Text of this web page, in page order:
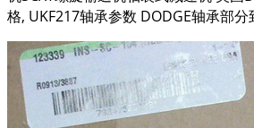
格, UKF217轴承参数 DODGE轴承部分